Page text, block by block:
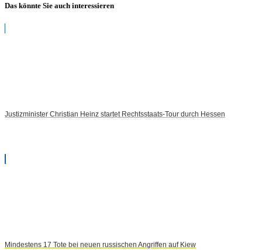
Das könnte Sie auch interessieren
Justizminister Christian Heinz startet Rechtsstaats-Tour durch Hessen
Mindestens 17 Tote bei neuen russischen Angriffen auf Kiew